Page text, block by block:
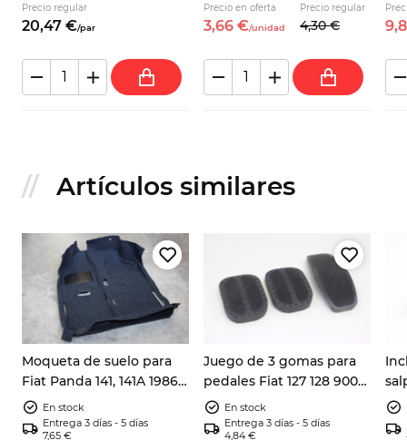
Precio regular
20,47 €/par
Precio en oferta
3,66 €/unidad
Precio regular
4,30 € 9,
Artículos similares
Moqueta de suelo para
Fiat Panda 141, 141A 1986-
2003En stock
Entrega 3 días - 5 días
7,65 €
Juego de 3 gomas para
pedales Fiat 127 128 900
Panda X1/9 A112
En stock
Entrega 3 días - 5 días
4,84 €